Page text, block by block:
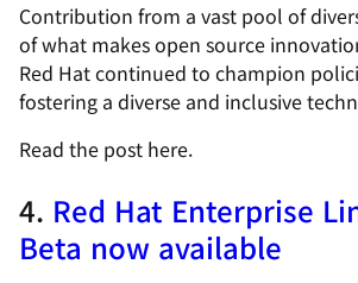
Contribution from a vast pool of
of what makes open source
Red Hat continued to champion
fostering a diverse and inclusive
Read the post here.
4. Red Hat Enterprise
Beta now available